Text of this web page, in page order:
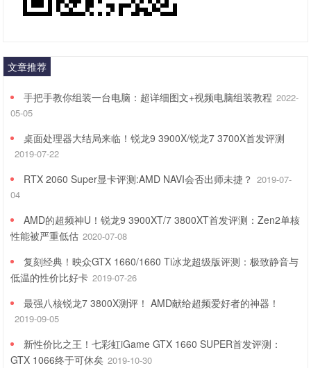
文章推荐
手把手教你组装一台电脑：超详细图文+视频电脑组装教程 2022-
05-05
桌面处理器大结局来临！锐龙9 3900X/锐龙7 3700X首发评测
2019-07-22
RTX 2060 Super显卡评测:AMD NAVI会否出师未捷？ 2019-07-
04
AMD的超频神U！锐龙9 3900XT/7 3800XT首发评测：Zen2单核
性能被严重低估 2020-07-08
复刻经典！映众GTX 1660/1660 Ti冰龙超级版评测：极致静音与
低温的性价比好卡 2019-07-26
最强八核锐龙7 3800X测评！ AMD献给超频爱好者的神器！
2019-09-05
新性价比之王！七彩虹iGame GTX 1660 SUPER首发评测：
GTX 1066终于可休矣 2019-10-30